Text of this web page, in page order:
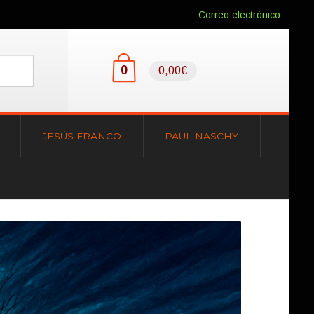
Correo electrónico
0 0,00€
JESÚS FRANCO PAUL NASCHY